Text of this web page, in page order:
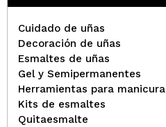
Cuidado de uñas
Decoración de uñas
Esmaltes de uñas
Gel y Semipermanentes
Herramientas para manicura
Kits de esmaltes
Quitaesmalte